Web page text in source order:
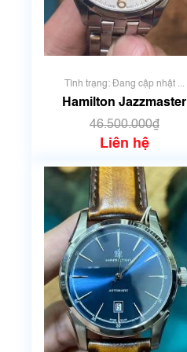
Tình trạng: Đang cập nhật ...
Hamilton Jazzmaster
Viewmatic H32705151
(Màu trắng)
46.500.000₫
Liên hệ